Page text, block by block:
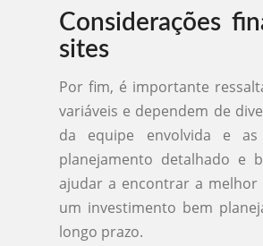
Considerações
sites
Por fim, é importante
variáveis e dependem de
da equipe envolvida e as
planejamento detalhado e
ajudar a encontrar a melhor
um investimento bem
longo prazo.